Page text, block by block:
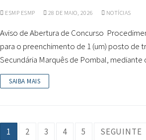
ESMP ESMP 28 DE MAIO, 2026 NOTÍCIAS
Aviso de Abertura de Concurso
para o preenchimento de 1 (um) posto de
Secundária Marquês de Pombal,
SAIBA MAIS
1 2 3 4 5 SEGUINTE